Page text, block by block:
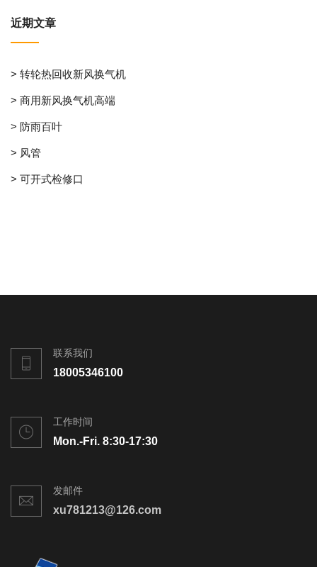
近期文章
> 转轮热回收新风换气机
> 商用新风换气机高端
> 防雨百叶
> 风管
> 可开式检修口
联系我们
18005346100
工作时间
Mon.-Fri. 8:30-17:30
发邮件
xu781213@126.com